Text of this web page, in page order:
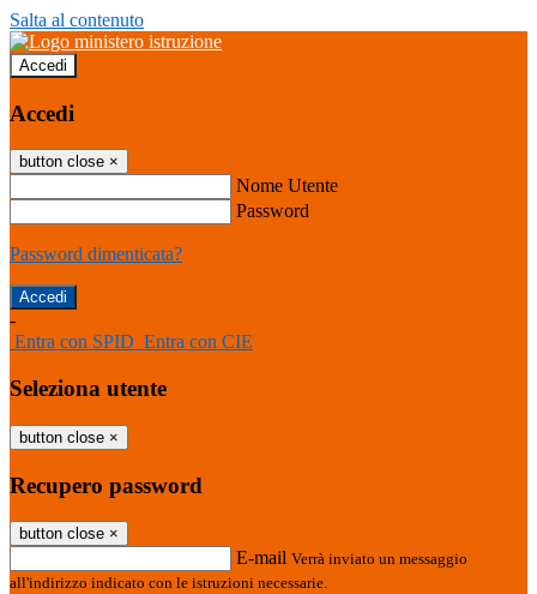
Salta al contenuto
Accedi
Accedi
button close ×
Nome Utente
Password
Password dimenticata?
-
Entra con SPID Entra con CIE
Seleziona utente
button close ×
Recupero password
button close ×
E-mail Verrà inviato un messaggio
all'indirizzo indicato con le istruzioni necessarie.